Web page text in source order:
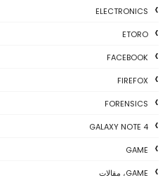
ELECTRONICS
ETORO
FACEBOOK
FIREFOX
FORENSICS
GALAXY NOTE 4
GAME
GAME، مقالات